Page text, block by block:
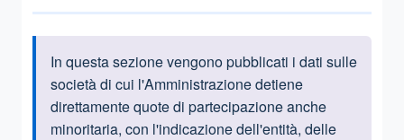
Informazioni introduttive
In questa sezione vengono pubblicati i dati sulle
società di cui l'Amministrazione detiene
direttamente quote di partecipazione anche
minoritaria, con l'indicazione dell'entità, delle